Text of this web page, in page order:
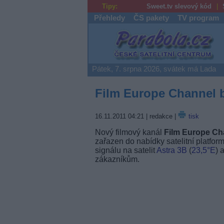
Tipy: Sweet.tv slevový kód
Přehledy ČS pakety TV program
Parabola.cz
Pátek, 7. srpna 2026, svátek má Lada
Film Europe Channel
16.11.2011 04:21 | redakce | tisk
Nový filmový kanál
Film Europe
zařazen do nabídky satelitní
signálu na satelitAstra 3B (23,5°E)
zákazníkům.